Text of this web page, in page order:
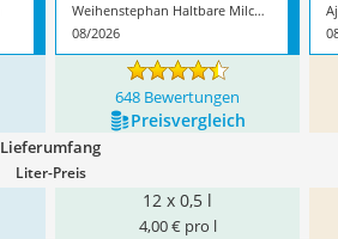
Weihenstephan Haltbare Milch 1,5 % Fett
08/2026
648 Bewertungen
Preis­vergleich
Lieferumfang
Liter-Preis
12 x 0,5 l
4,00 € pro l